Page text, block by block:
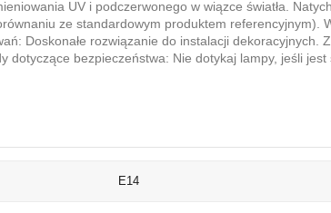
UV i podczerwonego w wiązce światła.
ze standardowym produktem referencyjnym).
Doskonałe rozwiązanie do instalacji dekoracyjnych.
bezpieczeństwa: Nie dotykaj lampy, jeśli
E14